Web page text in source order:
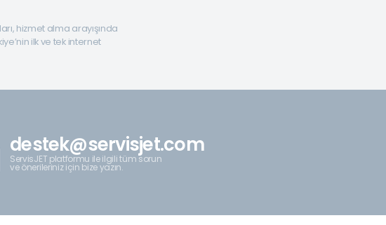
hizmet alma arayışında
ilk ve tek internet
destek@servisjet.com
ServisJET platformu ile ilgili tüm sorun
ve önerileriniz için bize yazın.